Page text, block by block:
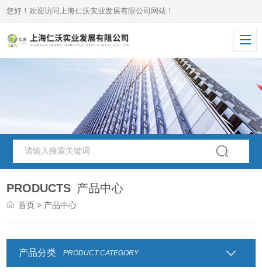
您好！欢迎访问上海仁沃实业发展有限公司网站！
PRODUCTS 产品中心
首页 > 产品中心
产品分类 PRODUCT CATEGORY